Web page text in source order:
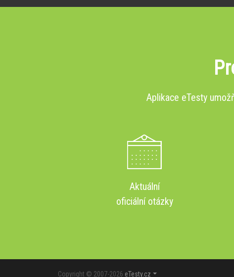
Aplikace eTesty
Aktuální
oficiální otázky
Copyright © 2007-2026 eTesty.cz